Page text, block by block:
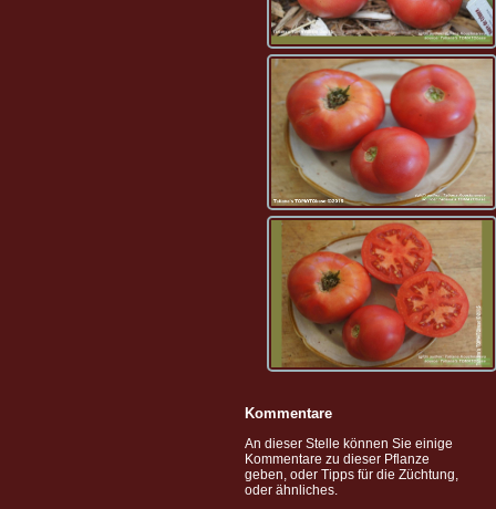
Kommentare
An dieser Stelle können Sie einige
Kommentare zu dieser Pflanze
geben, oder Tipps für die Züchtung,
oder ähnliches.